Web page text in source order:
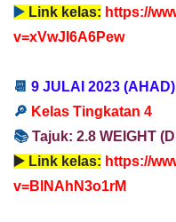
▶️ Link kelas: https://
v=xVwJI6A6Pew
📆 9 JULAI 2023
🔎 Kelas Tingkatan 4
📚Tajuk: 2.8 WEIGHT
▶️ Link kelas: https://
v=BlNAhN3o1rM